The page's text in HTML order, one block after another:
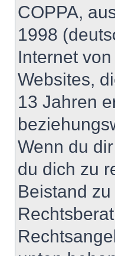
COPPA,
1998
Internet
Websites,
13 Jahren
Wenn du
du dich zu
Beistand